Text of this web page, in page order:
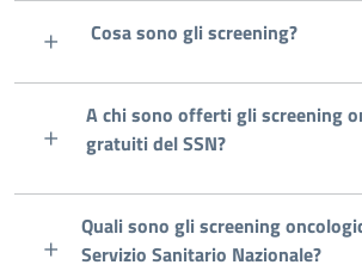
Cosa sono gli screening?
A chi sono offerti gli screening
gratuiti del SSN?
Quali sono gli screening
Servizio Sanitario Nazionale?